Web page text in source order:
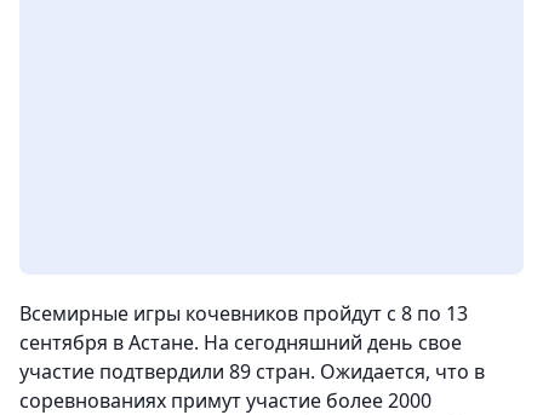
Всемирные игры кочевников пройдут с 8 по 13
сентября в Астане. На сегодняшний день свое
участие подтвердили 89 стран. Ожидается, что в
соревнованиях примут участие более 2000